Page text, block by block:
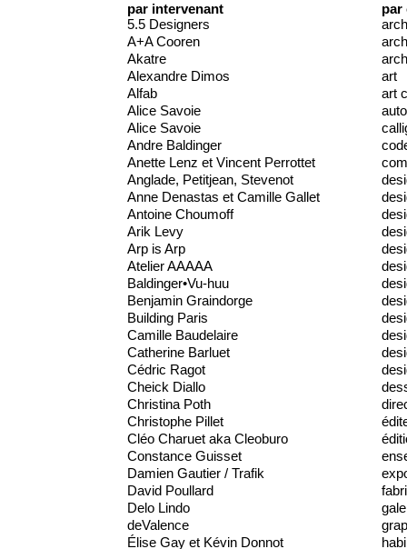
par intervenant
5.5 Designers
A+A Cooren
Akatre
Alexandre Dimos
Alfab
Alice Savoie
Alice Savoie
Andre Baldinger
Anette Lenz et Vincent Perrottet
Anglade, Petitjean, Stevenot
Anne Denastas et Camille Gallet
Antoine Choumoff
Arik Levy
Arp is Arp
Atelier AAAAA
Baldinger•Vu-huu
Benjamin Graindorge
Building Paris
Camille Baudelaire
Catherine Barluet
Cédric Ragot
Cheick Diallo
Christina Poth
Christophe Pillet
Cléo Charuet aka Cleoburo
Constance Guisset
Damien Gautier / Trafik
David Poullard
Delo Lindo
deValence
Élise Gay et Kévin Donnot
par
art
art